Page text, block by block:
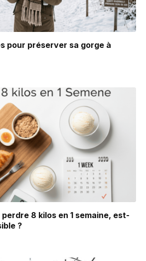
pour préserver sa gorge à
8 kilos en 1 semaine, est-
?